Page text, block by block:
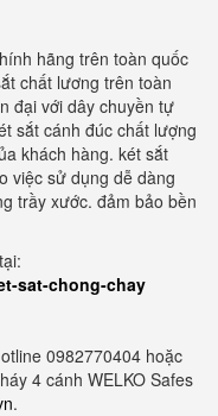
hãng trên toàn quốc
chất lương trên toàn
đại với dây chuyền tự
sắt cánh đúc chất lượng
khách hàng. két sắt
việc sử dụng dễ dàng
trầy xước. đảm bảo bền
sat-chong-chay
0982770404 hoặc
4 cánh WELKO Safes
.